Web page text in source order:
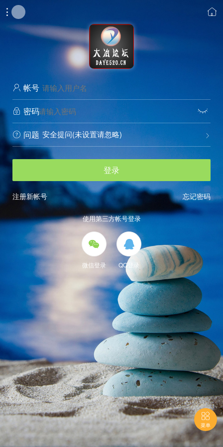
 
 帐号
 密码 
 问题 
安全提问(未设置请忽略)
登录
忘记密码
注册新帐号
使用第三方帐号登录

微信登录

QQ登录

菜单